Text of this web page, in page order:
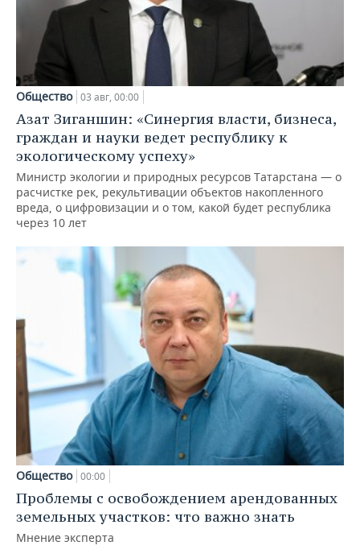
Общество 03 авг, 00:00
Азат Зиганшин: «Синергия власти, бизнеса,
граждан и науки ведет республику к
экологическому успеху»
Министр экологии и природных ресурсов Татарстана — о
расчистке рек, рекультивации объектов накопленного
вреда, о цифровизации и о том, какой будет республика
через 10 лет
Общество 00:00
Проблемы с освобождением арендованных
земельных участков: что важно знать
Мнение эксперта